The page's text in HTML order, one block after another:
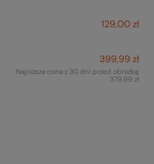
129,00 zł
399,99 zł
Najniższa cena z 30 dni przed obniżką:
379,99 zł